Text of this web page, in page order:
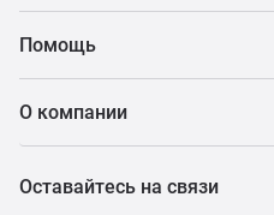
Помощь
О компании
Оставайтесь на связи